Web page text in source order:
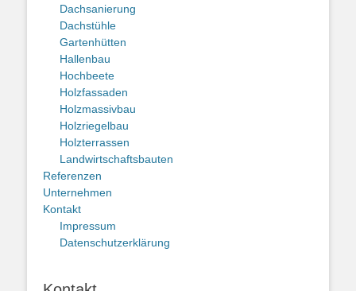
Dachsanierung
Dachstühle
Gartenhütten
Hallenbau
Hochbeete
Holzfassaden
Holzmassivbau
Holzriegelbau
Holzterrassen
Landwirtschaftsbauten
Referenzen
Unternehmen
Kontakt
Impressum
Datenschutzerklärung